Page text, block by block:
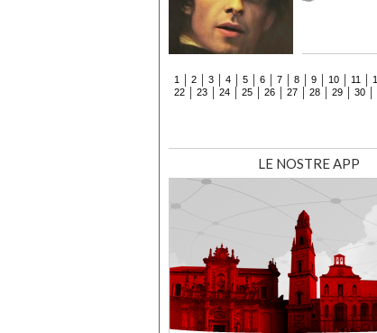
1 2 3 4 5 6 7 8 9 10 11
22
23 24 25 26 27 28 29 30
LE NOSTRE APP